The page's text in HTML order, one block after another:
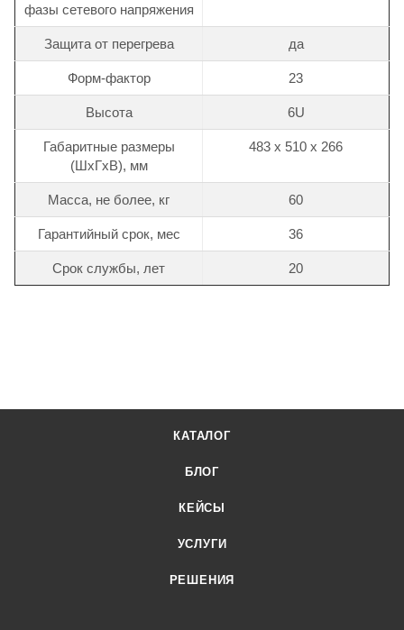
фазы сетевого напряжения
Защита от перегрева да
Форм-фактор 23
Высота 6U
Габаритные размеры
(ШхГхВ), мм
483 х 510 х 266
Масса, не более, кг 60
Гарантийный срок, мес 36
Срок службы, лет 20
КАТАЛОГ
БЛОГ
КЕЙСЫ
УСЛУГИ
РЕШЕНИЯ